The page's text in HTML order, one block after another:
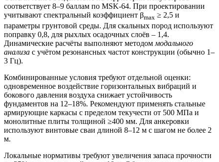
соответствует 8–9 баллам по MSK-64. При проектировании
учитывают спектральный коэффициент βmax ≥ 2,5 и
параметры грунтовой среды. Для скальных пород используют
поправку 0,8, для рыхлых осадочных слоёв – 1,4.
Динамические расчёты выполняют методоммодального
анализа с учётом резонансных частот конструкции (обычно 1–
3 Гц).
Комбинированные условия требуют отдельной оценки:
одновременное воздействие горизонтальных вибраций и
бокового давления воздуха снижает устойчивость
фундаментов на 12–18%. Рекомендуют применять стальные
армирующие каркасы с пределом текучести от 500 МПа и
монолитные плиты толщиной ≥400 мм. Для анкеровки
используют винтовые сваи длиной 8–12 м с шагом не более 2
м.
Локальные нормативы требуют увеличения запаса прочности